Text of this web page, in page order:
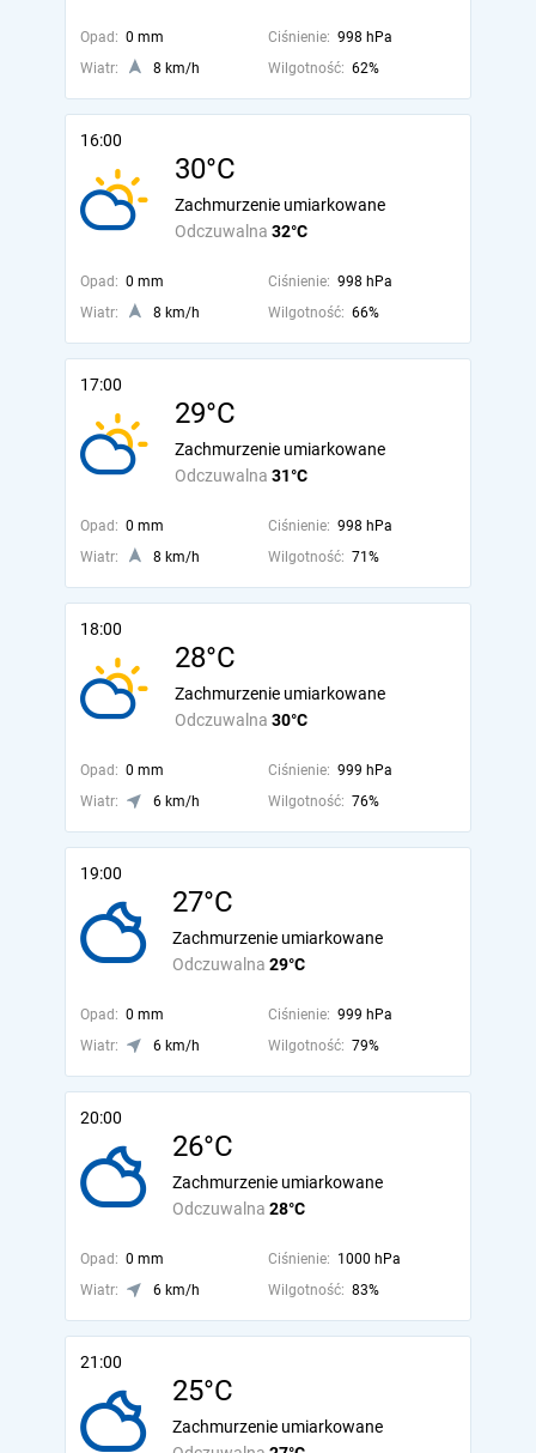
Opad: 0 mm Ciśnienie: 998 hPa
Wiatr:
8 km/h Wilgotność: 62%
16:00
30°C
Odczuwalna 32°C
Zachmurzenie umiarkowane
Opad: 0 mm Ciśnienie: 998 hPa
Wiatr:
8 km/h Wilgotność: 66%
17:00
29°C
Odczuwalna 31°C
Zachmurzenie umiarkowane
Opad: 0 mm Ciśnienie: 998 hPa
Wiatr:
8 km/h Wilgotność: 71%
18:00
28°C
Odczuwalna 30°C
Zachmurzenie umiarkowane
Opad: 0 mm Ciśnienie: 999 hPa
Wiatr:
6 km/h Wilgotność: 76%
19:00
27°C
Odczuwalna 29°C
Zachmurzenie umiarkowane
Opad: 0 mm Ciśnienie: 999 hPa
Wiatr:
6 km/h Wilgotność: 79%
20:00
26°C
Odczuwalna 28°C
Zachmurzenie umiarkowane
Opad: 0 mm Ciśnienie: 1000 hPa
Wiatr:
6 km/h Wilgotność: 83%
21:00
25°C
Zachmurzenie umiarkowane